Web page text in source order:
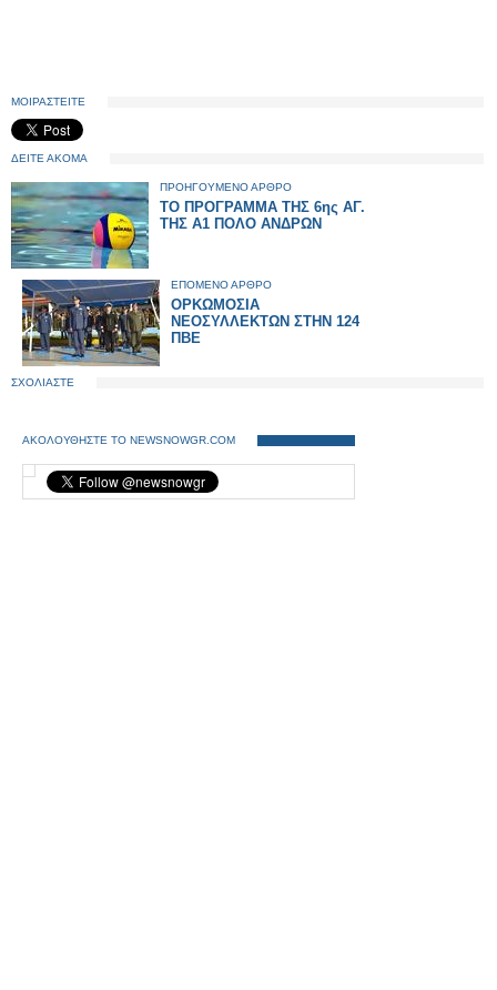
ΜΟΙΡΑΣΤΕΙΤΕ
ΔΕΙΤΕ ΑΚΟΜΑ
ΠΡΟΗΓΟΥΜΕΝΟ ΑΡΘΡΟ
ΤΟ ΠΡΟΓΡΑΜΜΑ ΤΗΣ 6ης ΑΓ.
ΤΗΣ Α1 ΠΟΛΟ ΑΝΔΡΩΝ
ΕΠΟΜΕΝΟ ΑΡΘΡΟ
ΟΡΚΩΜΟΣΙΑ
ΝΕΟΣΥΛΛΕΚΤΩΝ ΣΤΗΝ 124
ΠΒΕ
ΣΧΟΛΙΑΣΤΕ
ΑΚΟΛΟΥΘΗΣΤΕ ΤΟ NEWSNOWGR.COM